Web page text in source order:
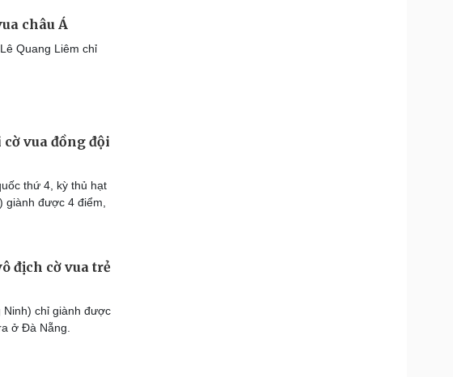
châu Á
Quang Liêm chỉ
vua đồng đội
thứ 4, kỳ thủ hạt
được 4 điểm,
địch cờ vua trẻ
Ninh) chỉ giành được
ở Đà Nẵng.